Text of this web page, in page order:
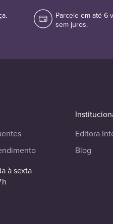
Parcele em até 6
sem juros.
à sexta
Editora
Blog